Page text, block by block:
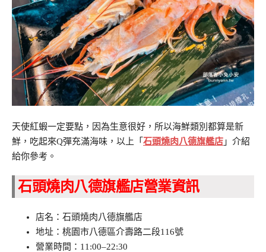
天使紅蝦一定要點，因為生意很好，所以海鮮類別都算是新
鮮，吃起來Q彈充滿海味，以上「 石頭燒肉八德旗艦店 」介紹
給你參考。
石頭燒肉八德旗艦店營業資訊
店名：石頭燒肉八德旗艦店
地址：桃園市八德區介壽路二段116號
營業時間：11:00–22:30